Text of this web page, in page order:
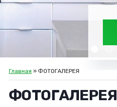
Главная » ФОТОГАЛЕРЕЯ
ФОТОГАЛЕРЕЯ